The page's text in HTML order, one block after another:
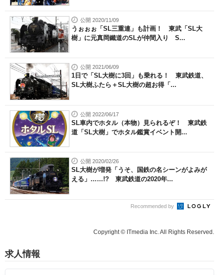
公開 2020/11/09
うぉぉぉ「SL三重連」も計画！ 東武「SL大
樹」に元真岡鐵道のSLが仲間入り S...
公開 2021/06/09
1日で「SL大樹に3回」も乗れる！ 東武鉄道、
SL大樹ふたら＋SL大樹の超お得「...
公開 2022/06/17
SL車内でホタル（本物）見られるぞ！ 東武鉄
道「SL大樹」でホタル鑑賞イベント開...
公開 2020/02/26
SL大樹が増発「うそ、国鉄の名シーンがよみが
える」……!? 東武鉄道の2020年...
Recommended by
Copyright © ITmedia Inc. All Rights Reserved.
求人情報